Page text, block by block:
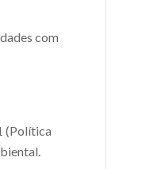
com
(Política